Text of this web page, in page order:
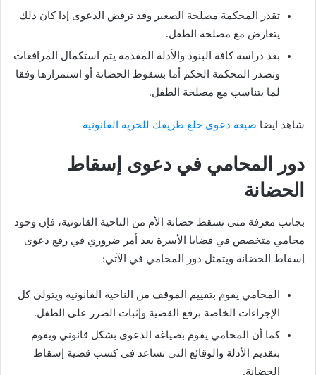
تقدر المحكمة مصلحة الصغير وقد ترفض الدعوى إذا كان ذلك
يتعارض مع مصلحة الطفل.
بعد دراسة كافة البنود والأدلة المقدمة يتم استكمال المرافعات
وتصدر المحكمة الحكم أما بسقوط الحضانة أو استمرارها وفقا
لما يتناسب مع مصلحة الطفل.
شاهد ايضا صيغة دعوى خلع طريقك للحرية القانونية
دور المحامي في دعوى إسقاط
الحضانة
بجانب معرفة متى تسقط حضانة الأم من الناحية القانونية، فإن وجود
محامي متخصص في قضايا الأسرة يعد أمر ضروري في رفع دعوى
إسقاط الحضانة ويتمثل دور المحامي في الآتي:
المحامي يقوم بتقييم الموقف من الناحية القانونية ويتولى كل
الإجراءات الخاصة برفع القضية وإثبات الضرر على الطفل.
كما أن المحامي يقوم بصياغة الدعوى بشكل قانوني ويقوم
بتقديم الأدلة والوقائع التي تساعد في كسب قضية إسقاط
الحضانة.